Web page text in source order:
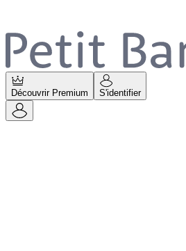
Découvrir Premium S'identifier